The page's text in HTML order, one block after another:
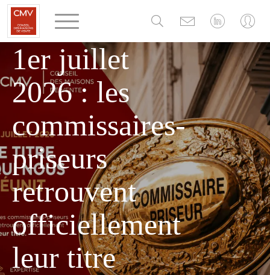
MERCREDI 1 JUILLET 2026
1er juillet
2026 : les
commissaires-
priseurs
retrouvent
officiellement
leur titre
Panneau de gestion des cookies